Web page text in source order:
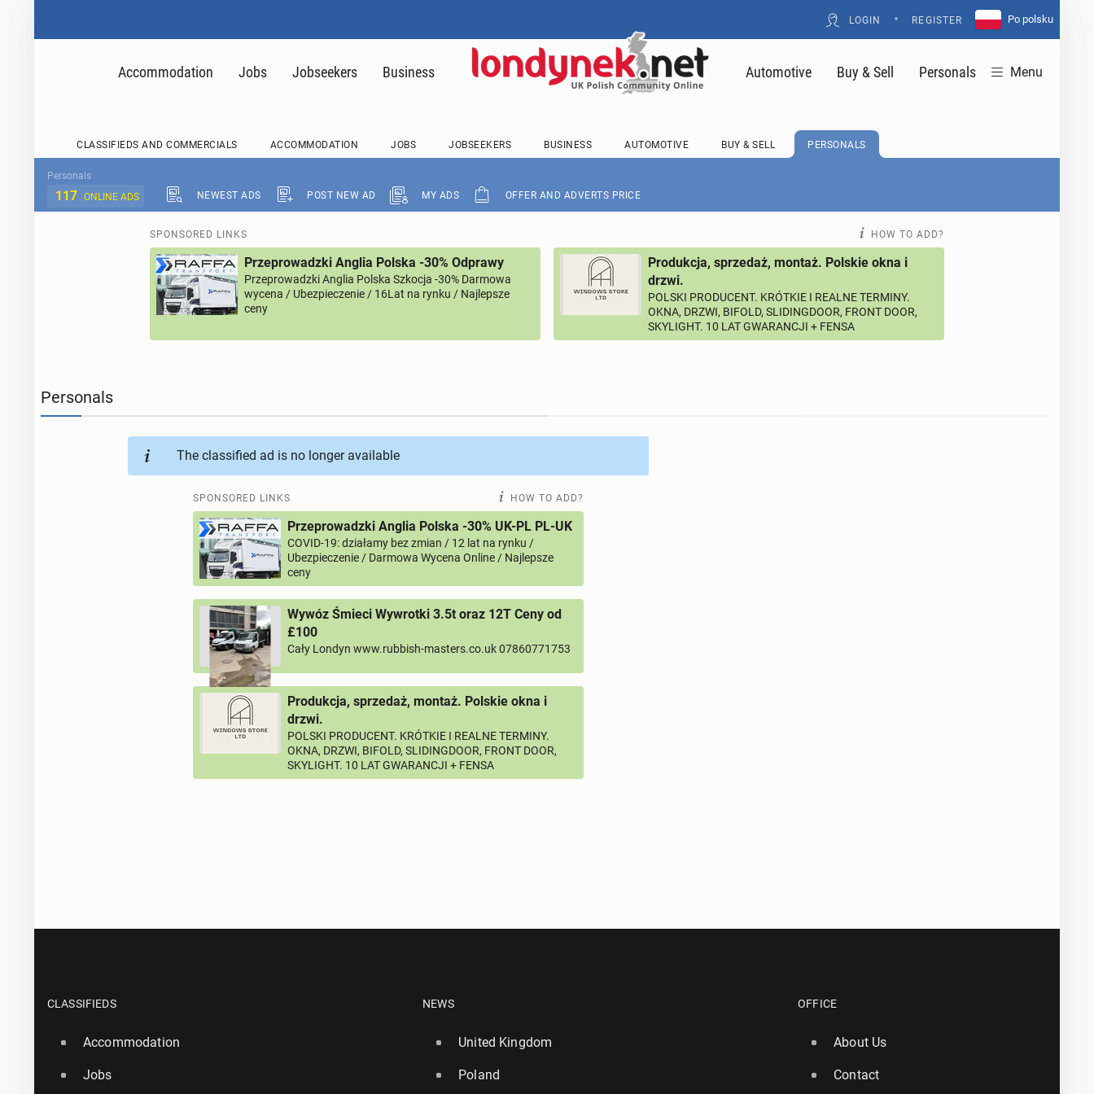
LOGIN • REGISTER Po polsku
Accommodation Jobs Jobseekers Business Automotive Buy & Sell Personals Menu
CLASSIFIEDS AND COMMERCIALS ACCOMMODATION JOBS JOBSEEKERS BUSINESS AUTOMOTIVE BUY & SELL PERSONALS
Personals
117 ONLINE ADS NEWEST ADS POST NEW AD MY ADS OFFER AND ADVERTS PRICE
SPONSORED LINKS HOW TO ADD?
Przeprowadzki Anglia Polska -30% Odprawy
Przeprowadzki Anglia Polska Szkocja -30% Darmowa
wycena / Ubezpieczenie / 16Lat na rynku / Najlepsze
ceny
Produkcja, sprzedaż, montaż. Polskie okna i
drzwi.
POLSKI PRODUCENT. KRÓTKIE I REALNE TERMINY.
OKNA, DRZWI, BIFOLD, SLIDINGDOOR, FRONT DOOR,
SKYLIGHT. 10 LAT GWARANCJI + FENSA
Personals
The classified ad is no longer available
SPONSORED LINKS HOW TO ADD?
Przeprowadzki Anglia Polska -30% UK-PL PL-UK
COVID-19: działamy bez zmian / 12 lat na rynku /
Ubezpieczenie / Darmowa Wycena Online / Najlepsze
ceny
Wywóz Śmieci Wywrotki 3.5t oraz 12T Ceny od
£100
Cały Londyn www.rubbish-masters.co.uk 07860771753
Produkcja, sprzedaż, montaż. Polskie okna i
drzwi.
POLSKI PRODUCENT. KRÓTKIE I REALNE TERMINY.
OKNA, DRZWI, BIFOLD, SLIDINGDOOR, FRONT DOOR,
SKYLIGHT. 10 LAT GWARANCJI + FENSA
CLASSIFIEDS
Accommodation
Jobs
NEWS
United Kingdom
Poland
OFFICE
About Us
Contact